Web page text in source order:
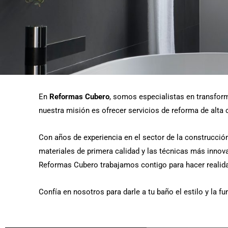
En Reformas Cubero, somos especialistas en
nuestra misión es ofrecer servicios de reforma de alta
Con años de experiencia en el sector de la
materiales de primera calidad y las técnicas más
Reformas Cubero trabajamos contigo para hacer
Confía en nosotros para darle a tu baño el estilo y la